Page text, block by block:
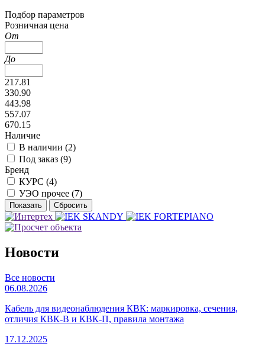
Подбор параметров
Розничная цена
От
До
217.81
330.90
443.98
557.07
670.15
Наличие
В наличии (2)
Под заказ (9)
Бренд
КУРС (4)
УЭО прочее (7)
Новости
Все новости
06.08.2026
Кабель для видеонаблюдения КВК: маркировка, сечения,
отличия КВК-В и КВК-П, правила монтажа
17.12.2025